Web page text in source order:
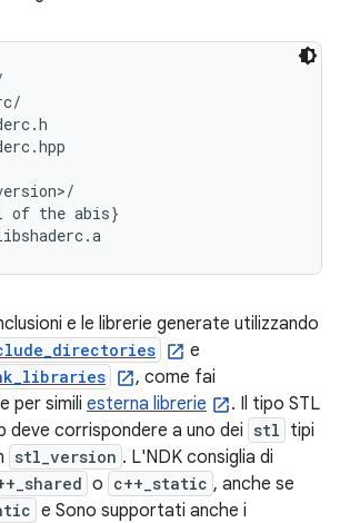
of the abis}
e le librerie generate utilizzando
e
, come fai
per simili esterna librerie
. Il tipo STL
deve corrispondere a uno dei stl tipi
stl_version . L'NDK consiglia di
o c++_static , anche se
e Sono supportati anche i